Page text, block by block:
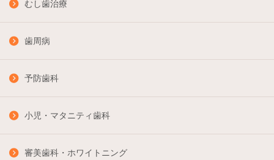
むし歯治療
歯周病
予防歯科
小児・マタニティ歯科
審美歯科・ホワイトニング